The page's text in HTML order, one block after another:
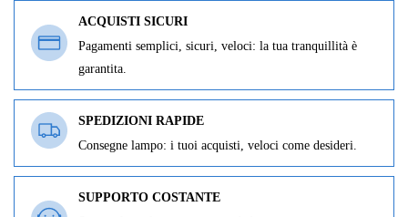
ACQUISTI SICURI
Pagamenti semplici, sicuri, veloci: la tua tranquillità è
garantita.
SPEDIZIONI RAPIDE
Consegne lampo: i tuoi acquisti, veloci come desideri.
SUPPORTO COSTANTE